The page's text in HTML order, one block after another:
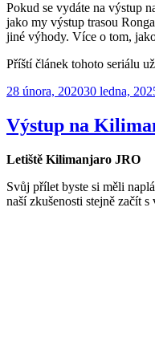
Pokud se vydáte na výstup
jako my výstup trasou
jiné výhody. Více o tom,
Příští článek tohoto seriálu
Publikováno
28 února, 202030 ledna,
Výstup na
Letiště Kilimanjaro JRO
Svůj přílet byste si měli
naší zkušenosti stejně začít